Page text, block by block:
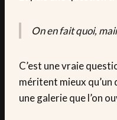
On en fait quoi,
C’est une vraie
méritent mieux
une galerie que l’on